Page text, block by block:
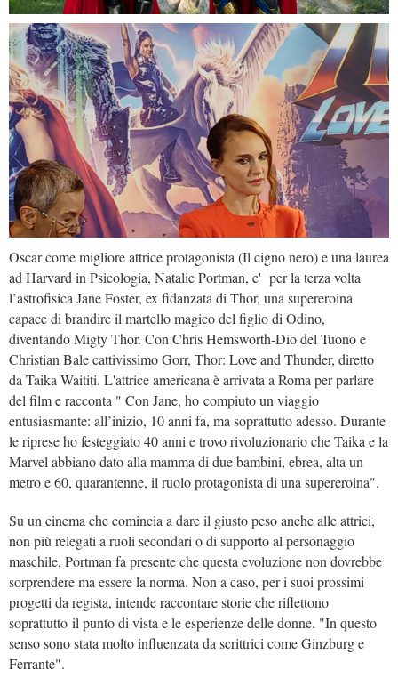
Oscar come migliore attrice protagonista (Il cigno nero) e una laurea
ad Harvard in Psicologia, Natalie Portman, e' per la terza volta
l’astrofisica Jane Foster, ex fidanzata di Thor, una supereroina
capace di brandire il martello magico del figlio di Odino,
diventando Migty Thor. Con Chris Hemsworth-Dio del Tuono e
Christian Bale cattivissimo Gorr, Thor: Love and Thunder, diretto
da Taika Waititi. L'attrice americana è arrivata a Roma per parlare
del film e racconta " Con Jane, ho compiuto un viaggio
entusiasmante: all’inizio, 10 anni fa, ma soprattutto adesso. Durante
le riprese ho festeggiato 40 anni e trovo rivoluzionario che Taika e la
Marvel abbiano dato alla mamma di due bambini, ebrea, alta un
metro e 60, quarantenne, il ruolo protagonista di una supereroina".
Su un cinema che comincia a dare il giusto peso anche alle attrici,
non più relegati a ruoli secondari o di supporto al personaggio
maschile, Portman fa presente che questa evoluzione non dovrebbe
sorprendere ma essere la norma. Non a caso, per i suoi prossimi
progetti da regista, intende raccontare storie che riflettono
soprattutto il punto di vista e le esperienze delle donne. "In questo
senso sono stata molto influenzata da scrittrici come Ginzburg e
Ferrante".